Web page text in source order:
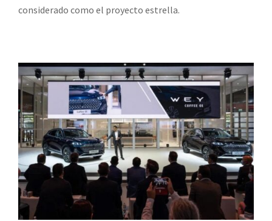
considerado como el proyecto estrella.